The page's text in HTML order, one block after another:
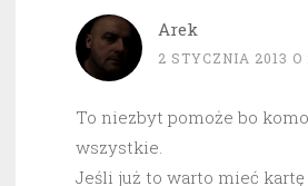
Arek
2 STYCZNIA 2013 O
To niezbyt pomoże bo
wszystkie.
Jeśli już to warto mieć kartę